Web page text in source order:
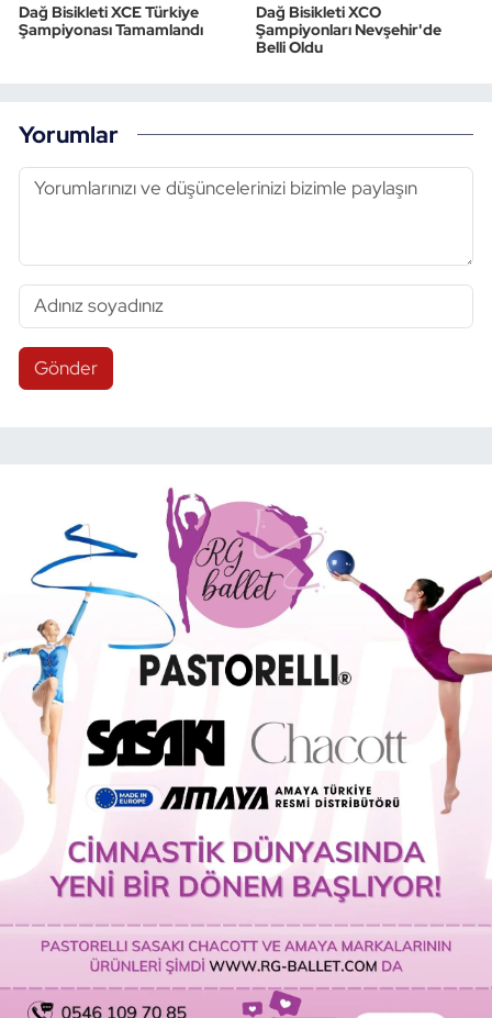
Dağ Bisikleti XCE Türkiye
Şampiyonası Tamamlandı
Dağ Bisikleti XCO
Şampiyonları Nevşehir'de
Belli Oldu
Yorumlar
Gönder